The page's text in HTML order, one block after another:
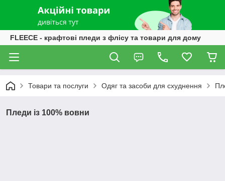
FLEECE - крафтові пледи з флісу та товари для дому
Товари та послуги Одяг та засоби для схуднення
Пледи із 100% вовни